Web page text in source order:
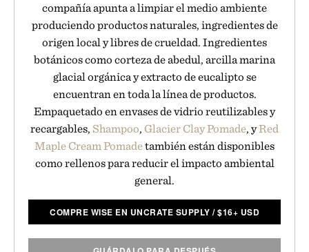
compañía apunta a limpiar el medio ambiente
produciendo productos naturales, ingredientes de
origen local y libres de crueldad. Ingredientes
botánicos como corteza de abedul, arcilla marina
glacial orgánica y extracto de eucalipto se
encuentran en toda la línea de productos.
Empaquetado en envases de vidrio reutilizables y
recargables, Shampoo, Glacier Clay Pomade, yRed
Maple Cream Pomadetambién están disponibles
como rellenos para reducir el impacto ambiental
general.
COMPRE WISE EN UNCRATE SUPPLY /$16+ USD